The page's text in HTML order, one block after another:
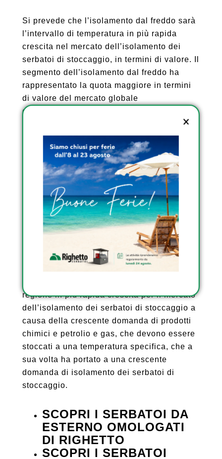
Si prevede che l’isolamento dal freddo sarà
l’intervallo di temperatura in più rapida
crescita nel mercato dell’isolamento dei
serbatoi di stoccaggio, in termini di valore. Il
segmento dell’isolamento dal freddo ha
rappresentato la quota maggiore in termini
di valore del mercato globale
dell’isolamento dei serbatoi di stoccaggio
nel 2021. Si prevede che sarà il segmento
in più rapida crescita durante il periodo di
previsione. La crescita delle dimensioni del
mercato dell’isolamento dal freddo è
attribuita all’aumento della domanda da
parte delle industrie di uso finale come
petrolio e gas.
Si prevede che l’Asia Pacifico sarà il
mercato in più rapida crescita per
l’isolamento dei serbatoi di stoccaggio
regione in più rapida crescita per il mercato
dell’isolamento dei serbatoi di stoccaggio a
causa della crescente domanda di prodotti
chimici e petrolio e gas, che devono essere
stoccati a una temperatura specifica, che a
sua volta ha portato a una crescente
domanda di isolamento dei serbatoi di
stoccaggio.
SCOPRI I SERBATOI DA
ESTERNO OMOLOGATI
DI RIGHETTO
SCOPRI I SERBATOI